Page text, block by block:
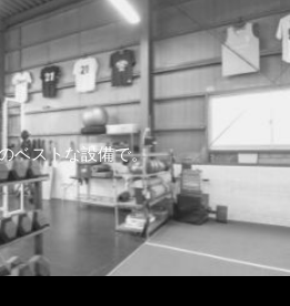
ベストな設備で。